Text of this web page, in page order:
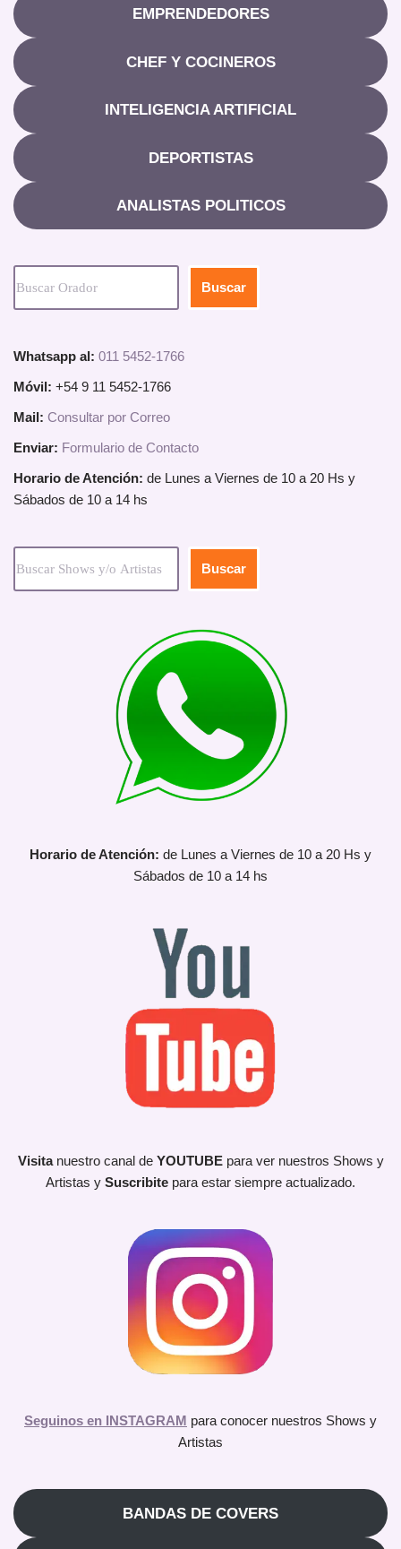
EMPRENDEDORES
CHEF Y COCINEROS
INTELIGENCIA ARTIFICIAL
DEPORTISTAS
ANALISTAS POLITICOS
Buscar
Whatsapp al: 011 5452-1766
Móvil: +54 9 11 5452-1766
Mail: Consultar por Correo
Enviar: Formulario de Contacto
Horario de Atención: de Lunes a Viernes de 10 a 20 Hs y
Sábados de 10 a 14 hs
Buscar
Horario de Atención: de Lunes a Viernes de 10 a 20 Hs y
Sábados de 10 a 14 hs
Visita nuestro canal de YOUTUBEpara ver nuestros Shows y
Artistas y Suscribite para estar siempre actualizado.
Seguinos en INSTAGRAM para conocer nuestros Shows y
Artistas
BANDAS DE COVERS